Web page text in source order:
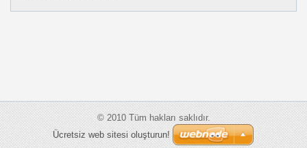
© 2010 Tüm hakları saklıdır.
Ücretsiz web sitesi oluşturun!